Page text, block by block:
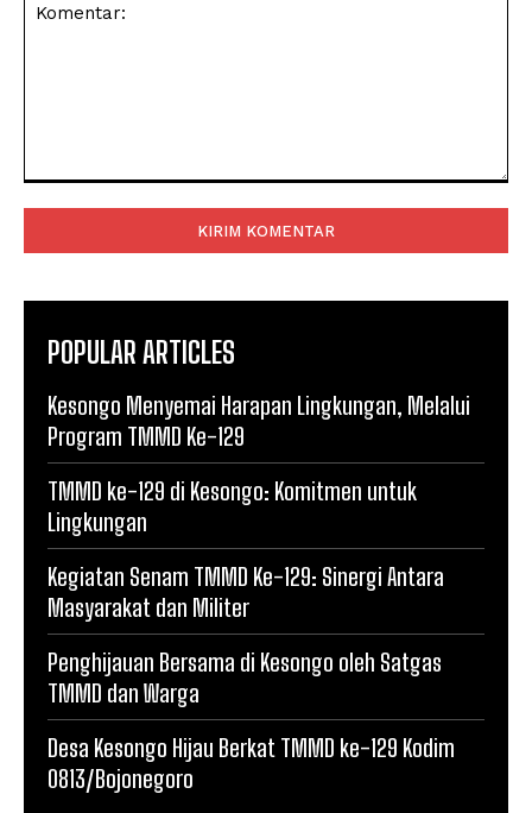
POPULAR ARTICLES
Kesongo Menyemai Harapan Lingkungan, Melalui
Program TMMD Ke-129
TMMD ke-129 di Kesongo: Komitmen untuk
Lingkungan
Kegiatan Senam TMMD Ke-129: Sinergi Antara
Masyarakat dan Militer
Penghijauan Bersama di Kesongo oleh Satgas
TMMD dan Warga
Desa Kesongo Hijau Berkat TMMD ke-129 Kodim
0813/Bojonegoro